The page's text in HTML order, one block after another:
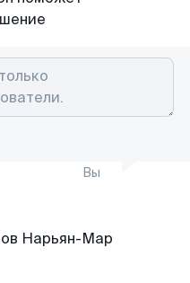
Вы